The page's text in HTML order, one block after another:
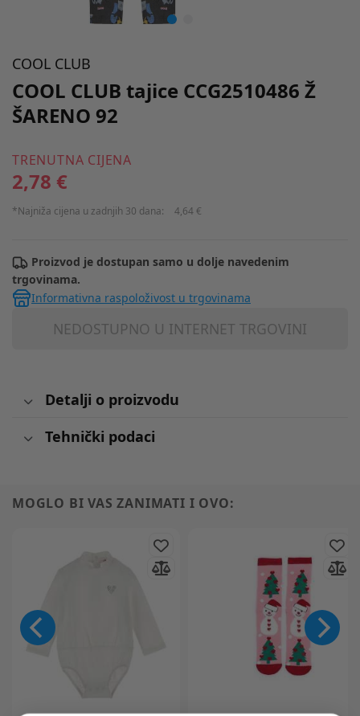
COOL CLUB
COOL CLUB tajice CCG2510486 Ž
ŠARENO 92
TRENUTNA CIJENA
2,78 €
*Najniža cijena u zadnjih 30 dana: 4,64 €
Proizvod je dostupan samo u dolje navedenim
trgovinama.
Informativna raspoloživost u trgovinama
NEDOSTUPNO U INTERNET TRGOVINI
Detalji o proizvodu
Tehnički podaci
MOGLO BI VAS ZANIMATI I OVO: